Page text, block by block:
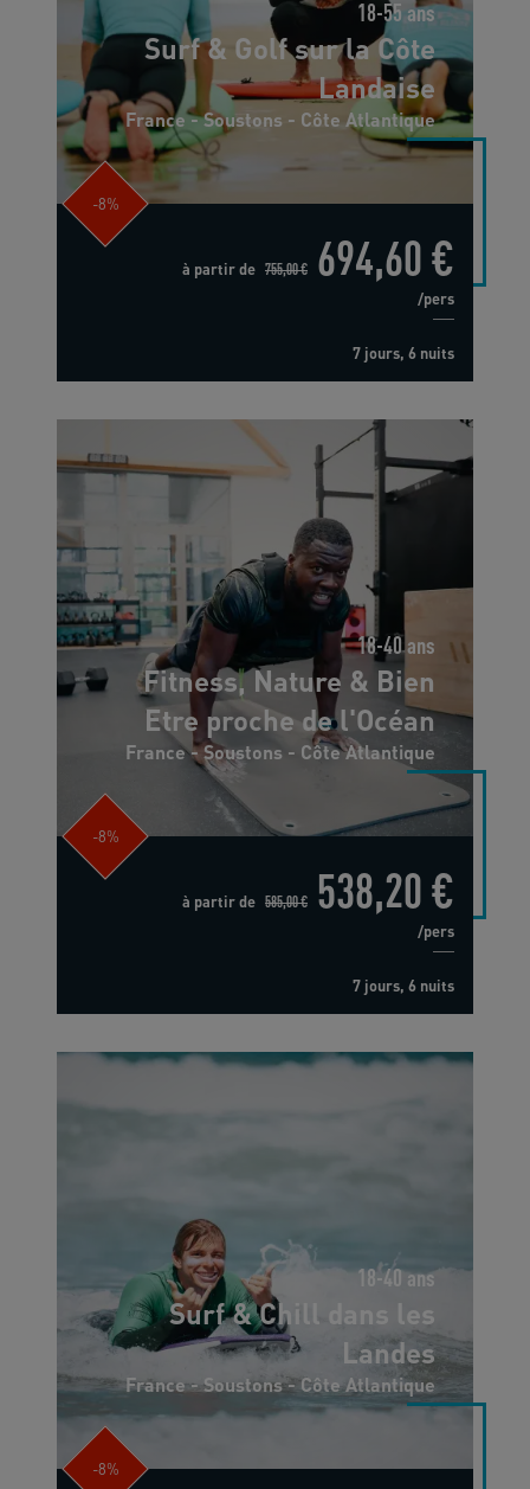
18-55 ans
Surf & Golf sur la Côte
Landaise
France - Soustons - Côte Atlantique
-8%
à partir de 755,00 € 694,60 €
/pers
7 jours, 6 nuits
18-40 ans
Fitness, Nature & Bien
Etre proche de l'Océan
France - Soustons - Côte Atlantique
-8%
à partir de 585,00 € 538,20 €
/pers
7 jours, 6 nuits
18-40 ans
Surf & Chill dans les
Landes
France - Soustons - Côte Atlantique
-8%